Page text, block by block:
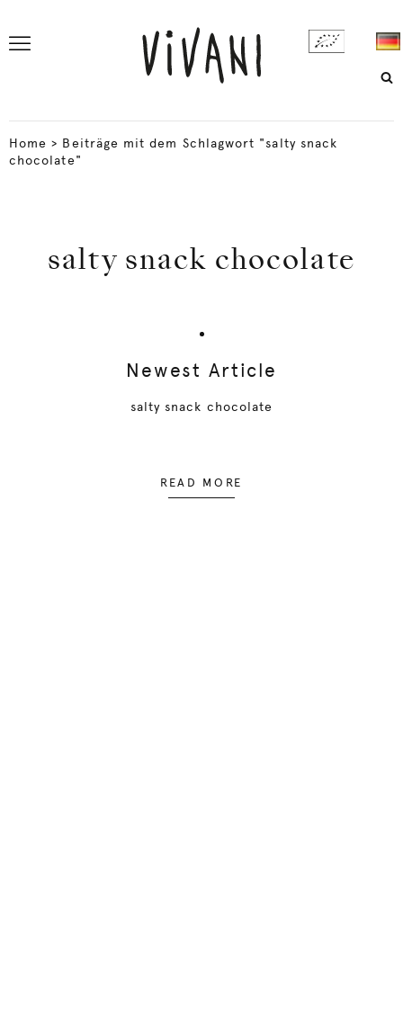
Home > Beiträge mit dem Schlagwort "salty snack
chocolate"
salty snack chocolate
Newest Article
salty snack chocolate
READ MORE